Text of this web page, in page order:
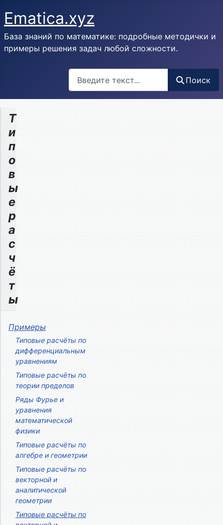
Ematica.xyz
База знаний по математике: подробные методички и
примеры решения задач любой сложности.
Поиск
Т
и
п
о
в
ы
е
р
а
с
ч
ё
т
ы
Примеры
Типовые расчёты по
дифференциальным
уравнениям
Типовые расчёты по
теории пределов
Ряды Фурье и
уравнения
математической
физики
Типовые расчёты по
алгебре и геометрии
Типовые расчёты по
векторной и
аналитической
геометрии
Типовые расчёты по